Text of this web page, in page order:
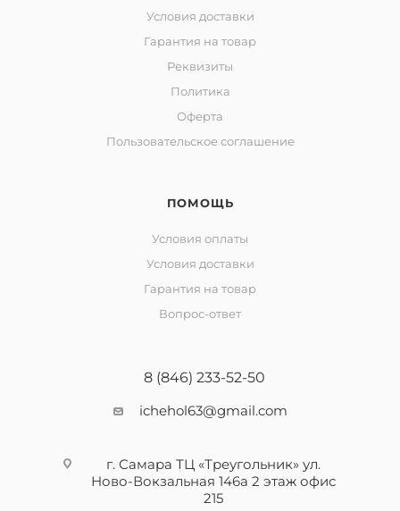
Условия доставки
Гарантия на товар
Реквизиты
Политика
Оферта
Пользовательское соглашение
ПОМОЩЬ
Условия оплаты
Условия доставки
Гарантия на товар
Вопрос-ответ
8 (846) 233-52-50
ichehol63@gmail.com
г. Самара ТЦ «Треугольник» ул.
Ново-Вокзальная 146а 2 этаж офис
215